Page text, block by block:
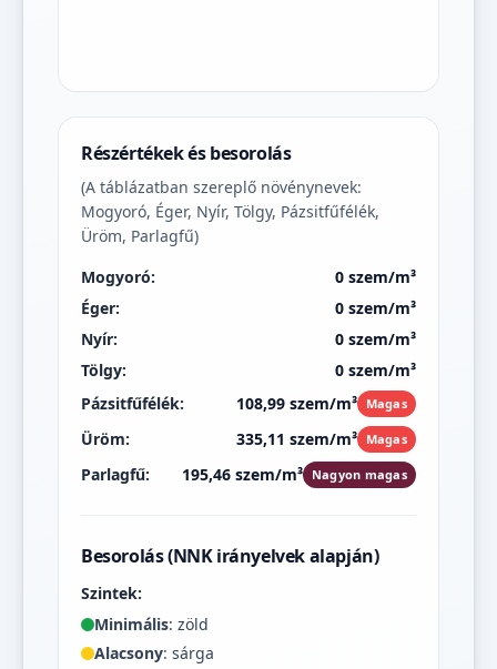
Részértékek és besorolás
(A táblázatban szereplő növénynevek:
Mogyoró, Éger, Nyír, Tölgy, Pázsitfűfélék,
Üröm, Parlagfű)
Mogyoró:
0 szem/m³
Éger:
0 szem/m³
Nyír:
0 szem/m³
Tölgy:
0 szem/m³
Pázsitfűfélék:
108,99 szem/m³ Magas
Üröm: 335,11 szem/m³ Magas
Parlagfű: 195,46 szem/m³ Nagyon magas
Besorolás (NNK irányelvek alapján)
Szintek:
Minimális: zöld
Alacsony: sárga